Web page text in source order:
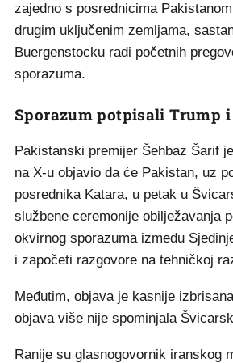
zajedno s posrednicima
drugim uključenim zemljama,
Buergenstocku radi početnih
sporazuma.
Sporazum potpisali Trump i
Pakistanski premijer Šehbaz Šarif
na X-u objavio da će Pakistan, uz
posrednika Katara, u petak u
službene ceremonije obilježavanja
okvirnog sporazuma između
i započeti razgovore na tehničkoj
Međutim, objava je kasnije
objava više nije spominjala
Ranije su glasnogovornik iranskog